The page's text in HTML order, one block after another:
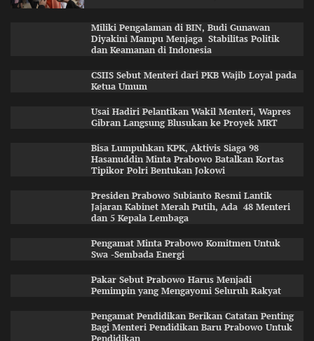
Miliki Pengalaman di BIN, Budi Gunawan
Diyakini Mampu Menjaga Stabilitas Politik
dan Keamanan di Indonesia
CSIIS Sebut Menteri dari PKB Wajib Loyal pada
Ketua Umum
Usai Hadiri Pelantikan Wakil Menteri, Wapres
Gibran Langsung Blusukan ke Proyek MRT
Bisa Lumpuhkan KPK, Aktivis Siaga 98
Hasanuddin Minta Prabowo Batalkan Kortas
Tipikor Polri Bentukan Jokowi
Presiden Prabowo Subianto Resmi Lantik
Jajaran Kabinet Merah Putih, Ada 48 Menteri
dan 5 Kepala Lembaga
Pengamat Minta Prabowo Komitmen Untuk
Swa -Sembada Energi
Pakar Sebut Prabowo Harus Menjadi
Pemimpin yang Mengayomi Seluruh Rakyat
Pengamat Pendidikan Berikan Catatan Penting
Bagi Menteri Pendidikan Baru Prabowo Untuk
Pendidikan